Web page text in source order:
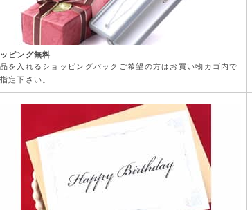
ピング無料
を入れるショッピングバックご希望の方はお買い物カゴ内で
定下さい。